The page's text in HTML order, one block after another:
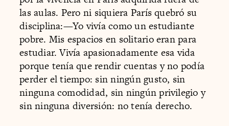
las aulas. Pero ni siquiera París quebró su
disciplina:—Yo vivía como un estudiante
pobre. Mis espacios en solitario eran para
estudiar. Vivía apasionadamente esa vida
porque tenía que rendir cuentas y no podía
perder el tiempo: sin ningún gusto, sin
ninguna comodidad, sin ningún privilegio y
sin ninguna diversión: no tenía derecho.